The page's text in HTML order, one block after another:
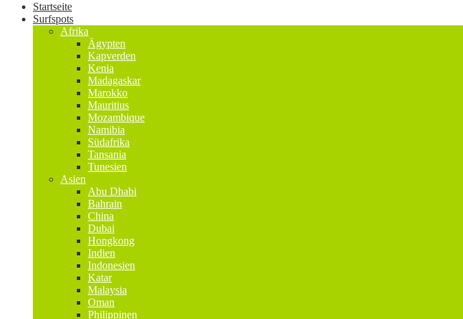
Startseite
Surfspots
Afrika
Ägypten
Kapverden
Kenia
Madagaskar
Marokko
Mauritius
Mozambique
Namibia
Südafrika
Tansania
Tunesien
Asien
Abu Dhabi
Bahrain
China
Dubai
Hongkong
Indien
Indonesien
Katar
Malaysia
Oman
Philippinen